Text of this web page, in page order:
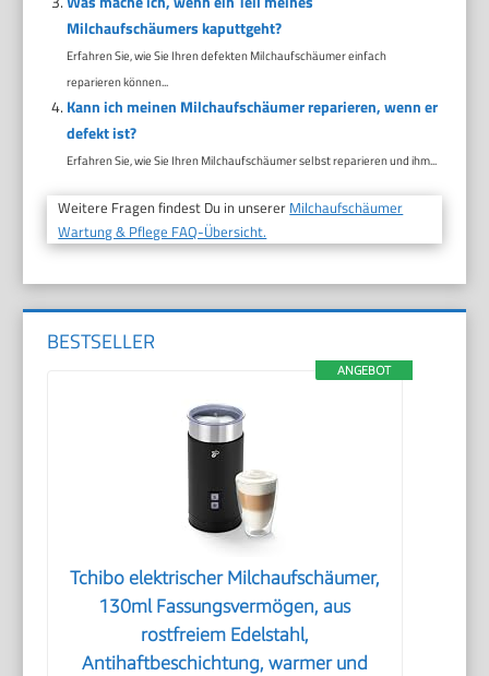
Milchaufschäumers kaputtgeht?
Erfahren Sie, wie Sie Ihren defekten Milchaufschäumer einfach
reparieren können...
Kann ich meinen Milchaufschäumer reparieren, wenn er
defekt ist?
Erfahren Sie, wie Sie Ihren Milchaufschäumer selbst reparieren und ihm...
Weitere Fragen findest Du in unserer Milchaufschäumer
Wartung & Pflege FAQ-Übersicht.
BESTSELLER
ANGEBOT
Tchibo elektrischer Milchaufschäumer,
130ml Fassungsvermögen, aus
rostfreiem Edelstahl,
Antihaftbeschichtung, warmer und